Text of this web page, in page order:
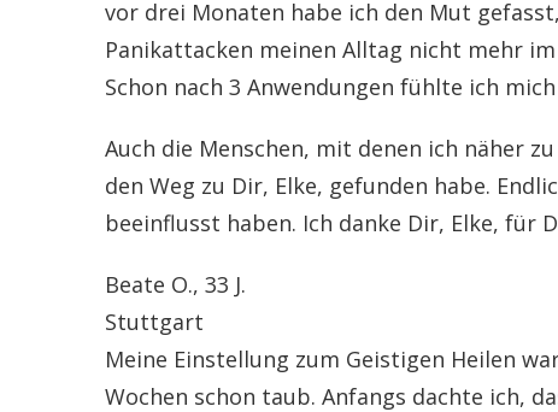
vor drei Monaten habe ich den Mut
Panikattacken meinen Alltag nicht mehr
Schon nach 3 Anwendungen fühlte ich
Auch die Menschen, mit denen ich näher
den Weg zu Dir, Elke, gefunden habe.
beeinflusst haben. Ich danke Dir, Elke, für
Beate O., 33 J.
Stuttgart
Meine Einstellung zum Geistigen Heilen
Wochen schon taub. Anfangs dachte ich,